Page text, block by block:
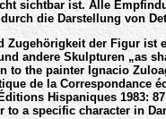
sichtbar ist. Alle
die Darstellung von
Zugehörigkeit der Figur ist
andere Skulpturen „as
to the painter Ignacio
de la Correspondance
Hispaniques 1983:
to a specific character in